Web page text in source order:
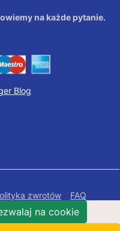
na każde pytanie.
Blog
zwrotów
FAQ
Mapa Stronyna cookie